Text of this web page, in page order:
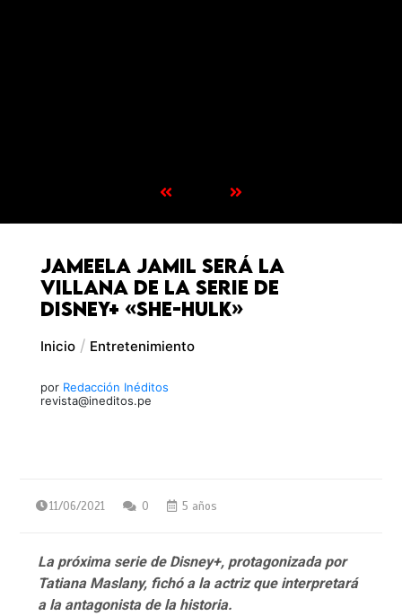
Jameela Jamil será la
villana de la serie de
Disney+ «She-Hulk»
Inicio Entretenimiento
por Redacción Inéditos
revista@ineditos.pe
11/06/2021 0 5 años
La próxima serie de Disney+, protagonizada por
Tatiana Maslany, fichó a la actriz que interpretará
a la antagonista de la historia.